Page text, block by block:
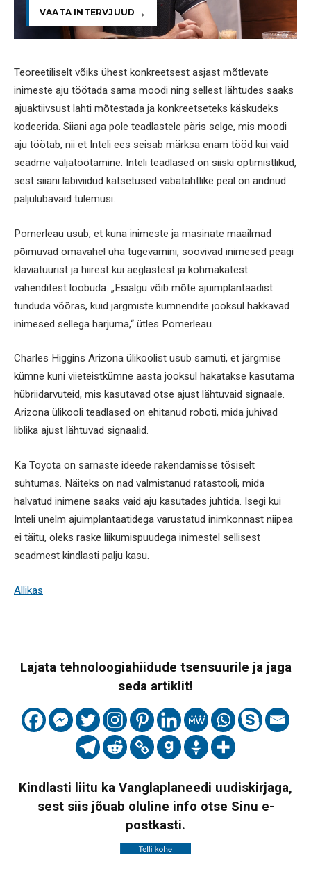
VAATA INTERVJUUD
Teoreetiliselt võiks ühest konkreetsest asjast mõtlevate
inimeste aju töötada sama moodi ning sellest lähtudes saaks
ajuaktiivsust lahti mõtestada ja konkreetseteks käskudeks
kodeerida. Siiani aga pole teadlastele päris selge, mis moodi
aju töötab, nii et Inteli ees seisab märksa enam tööd kui vaid
seadme väljatöötamine. Inteli teadlased on siiski optimistlikud,
sest siiani läbiviidud katsetused vabatahtlike peal on andnud
paljulubavaid tulemusi.
Pomerleau usub, et kuna inimeste ja masinate maailmad
põimuvad omavahel üha tugevamini, soovivad inimesed peagi
klaviatuurist ja hiirest kui aeglastest ja kohmakatest
vahenditest loobuda. „Esialgu võib mõte ajuimplantaadist
tunduda võõras, kuid järgmiste kümnendite jooksul hakkavad
inimesed sellega harjuma,“ ütles Pomerleau.
Charles Higgins Arizona ülikoolist usub samuti, et järgmise
kümne kuni viieteistkümne aasta jooksul hakatakse kasutama
hübriidarvuteid, mis kasutavad otse ajust lähtuvaid signaale.
Arizona ülikooli teadlased on ehitanud roboti, mida juhivad
liblika ajust lähtuvad signaalid.
Ka Toyota on sarnaste ideede rakendamisse tõsiselt
suhtumas. Näiteks on nad valmistanud ratastooli, mida
halvatud inimene saaks vaid aju kasutades juhtida. Isegi kui
Inteli unelm ajuimplantaatidega varustatud inimkonnast niipea
ei täitu, oleks raske liikumispuudega inimestel sellisest
seadmest kindlasti palju kasu.
Allikas
Lajata tehnoloogiahiidude tsensuurile ja jaga
seda artiklit!
Kindlasti liitu ka Vanglaplaneedi uudiskirjaga,
sest siis jõuab oluline info otse Sinu e-
postkasti.